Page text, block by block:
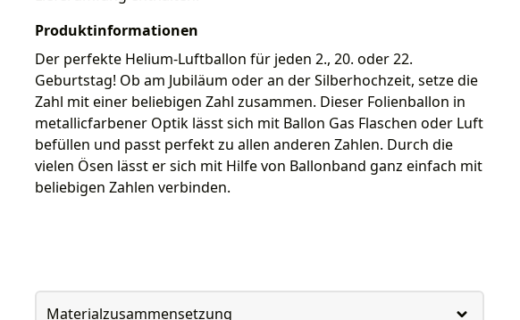
Produktinformationen
Der perfekte Helium-Luftballon für jeden 2., 20. oder 22.
Geburtstag! Ob am Jubiläum oder an der Silberhochzeit, setze die
Zahl mit einer beliebigen Zahl zusammen. Dieser Folienballon in
metallicfarbener Optik lässt sich mit Ballon Gas Flaschen oder Luft
befüllen und passt perfekt zu allen anderen Zahlen. Durch die
vielen Ösen lässt er sich mit Hilfe von Ballonband ganz einfach mit
beliebigen Zahlen verbinden.
Materialzusammensetzung